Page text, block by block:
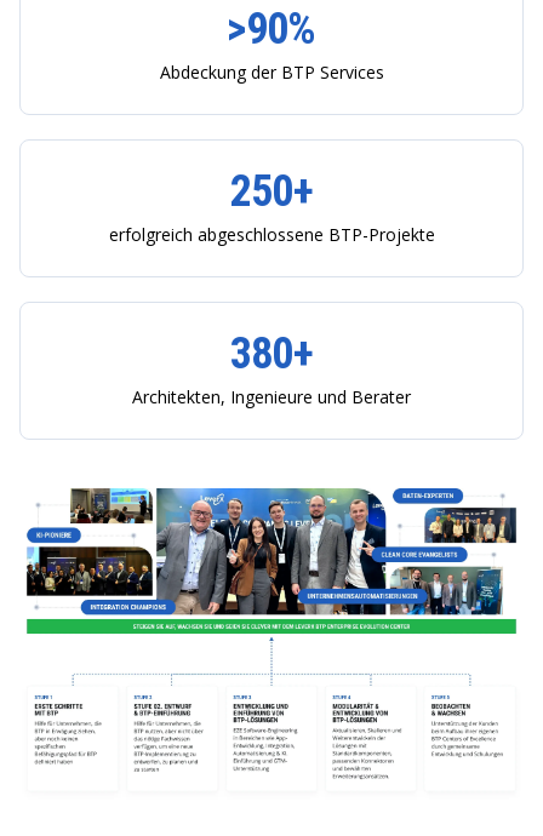
>90%
Abdeckung der BTP Services
250+
erfolgreich abgeschlossene BTP-Projekte
380+
Architekten, Ingenieure und Berater